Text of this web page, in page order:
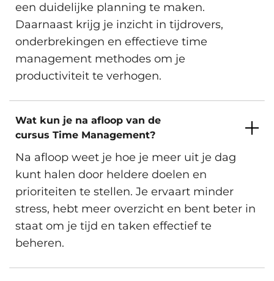
Trainingsdag 1
Maandag 28 December 2026
Trainingsdag 2 Dinsdag 5 Januari 2027
Rotterdam, Utrecht, Zwolle en
Virtueel.
Beschikbare trainingslocaties
Vrijdag 8 Januari 2027
Trainingsdag 1
Vrijdag 8 Januari 2027
Trainingsdag 2 Vrijdag 15 Januari 2027
Amsterdam, Arnhem, Den Haag,
Rotterdam, Utrecht, Zwolle en
Virtueel.
Beschikbare trainingslocaties
een duidelijke planning te maken.
Daarnaast krijg je inzicht in tijdrovers,
onderbrekingen en effectieve time
management methodes om je
productiviteit te verhogen.
Wat kun je na afloop van de
cursus Time Management?
Na afloop weet je hoe je meer uit je dag
kunt halen door heldere doelen en
prioriteiten te stellen. Je ervaart minder
stress, hebt meer overzicht en bent beter in
staat om je tijd en taken effectief te
beheren.